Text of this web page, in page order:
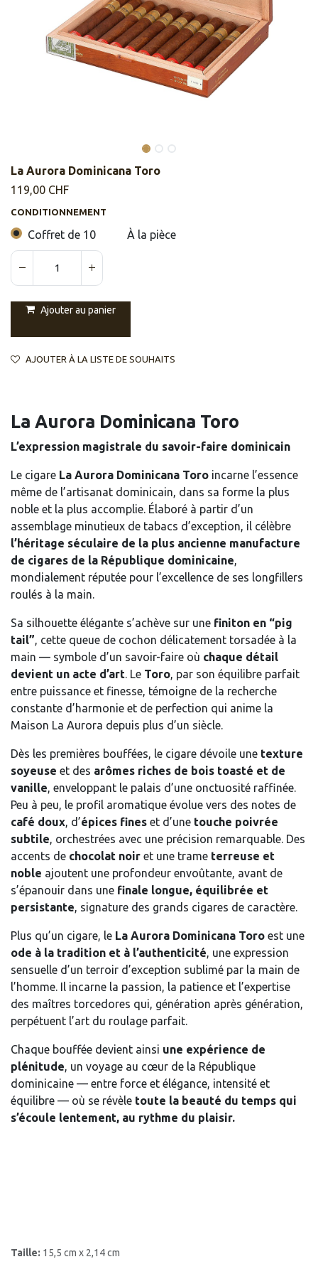
La Aurora Dominicana Toro
119,00 CHF
CONDITIONNEMENT
Coffret de 10 À la pièce
Ajouter au panier
AJOUTER À LA LISTE DE SOUHAITS
La Aurora Dominicana Toro
L’expression magistrale du savoir-faire dominicain
Le cigare La Aurora Dominicana Toro incarne l’essence
même de l’artisanat dominicain, dans sa forme la plus
noble et la plus accomplie. Élaboré à partir d’un
assemblage minutieux de tabacs d’exception, il célèbre
l’héritage séculaire de la plus ancienne manufacture
de cigares de la République dominicaine,
mondialement réputée pour l’excellence de ses longfillers
roulés à la main.
Sa silhouette élégante s’achève sur une finiton en “pig
tail”, cette queue de cochon délicatement torsadée à la
main — symbole d’un savoir-faire où chaque détail
devient un acte d’art. Le Toro, par son équilibre parfait
entre puissance et finesse, témoigne de la recherche
constante d’harmonie et de perfection qui anime la
Maison La Aurora depuis plus d’un siècle.
Dès les premières bouffées, le cigare dévoile une texture
soyeuse et des arômes riches de bois toasté et de
vanille, enveloppant le palais d’une onctuosité raffinée.
Peu à peu, le profil aromatique évolue vers des notes de
café doux, d’épices fines et d’une touche poivrée
subtile, orchestrées avec une précision remarquable. Des
accents de chocolat noir et une trame terreuse et
noble ajoutent une profondeur envoûtante, avant de
s’épanouir dans une finale longue, équilibrée et
persistante, signature des grands cigares de caractère.
Plus qu’un cigare, le La Aurora Dominicana Toro est une
ode à la tradition et à l’authenticité, une expression
sensuelle d’un terroir d’exception sublimé par la main de
l’homme. Il incarne la passion, la patience et l’expertise
des maîtres torcedores qui, génération après génération,
perpétuent l’art du roulage parfait.
Chaque bouffée devient ainsi une expérience de
plénitude, un voyage au cœur de la République
dominicaine — entre force et élégance, intensité et
équilibre — où se révèle toute la beauté du temps qui
s’écoule lentement, au rythme du plaisir.
Taille: 15,5 cm x 2,14 cm